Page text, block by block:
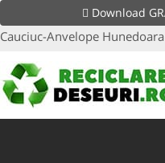
Download
Cauciuc-Anvelope Hunedoara